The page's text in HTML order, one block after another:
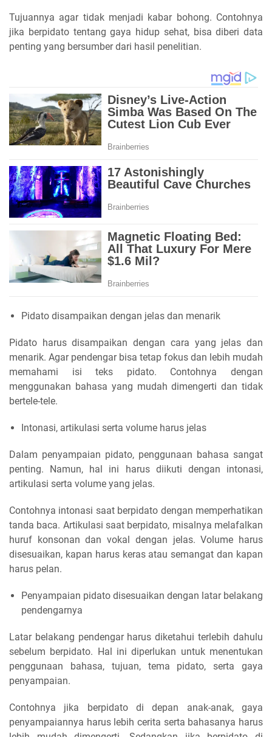
Tujuannya agar tidak menjadi kabar bohong. Contohnya
jika berpidato tentang gaya hidup sehat, bisa diberi data
penting yang bersumber dari hasil penelitian.
Pidato disampaikan dengan jelas dan menarik
Pidato harus disampaikan dengan cara yang jelas dan
menarik. Agar pendengar bisa tetap fokus dan lebih mudah
memahami isi teks pidato. Contohnya dengan
menggunakan bahasa yang mudah dimengerti dan tidak
bertele-tele.
Intonasi, artikulasi serta volume harus jelas
Dalam penyampaian pidato, penggunaan bahasa sangat
penting. Namun, hal ini harus diikuti dengan intonasi,
artikulasi serta volume yang jelas.
Contohnya intonasi saat berpidato dengan memperhatikan
tanda baca. Artikulasi saat berpidato, misalnya melafalkan
huruf konsonan dan vokal dengan jelas. Volume harus
disesuaikan, kapan harus keras atau semangat dan kapan
harus pelan.
Penyampaian pidato disesuaikan dengan latar belakang
pendengarnya
Latar belakang pendengar harus diketahui terlebih dahulu
sebelum berpidato. Hal ini diperlukan untuk menentukan
penggunaan bahasa, tujuan, tema pidato, serta gaya
penyampaian.
Contohnya jika berpidato di depan anak-anak, gaya
penyampaiannya harus lebih cerita serta bahasanya harus